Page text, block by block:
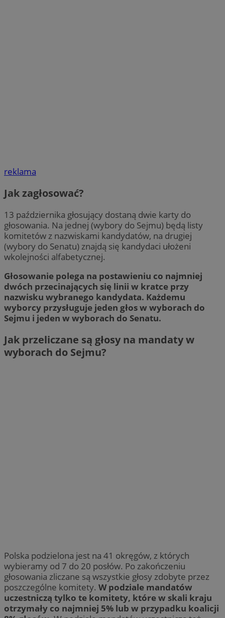
reklama
Jak zagłosować?
13 października głosujący dostaną dwie karty do
głosowania. Na jednej (wybory do Sejmu) będą listy
komitetów z nazwiskami kandydatów, na drugiej
(wybory do Senatu) znajdą się kandydaci ułożeni
wkolejności alfabetycznej.
Głosowanie polega na postawieniu co najmniej
dwóch przecinających się linii w kratce przy
nazwisku wybranego kandydata. Każdemu
wyborcy przysługuje jeden głos w wyborach do
Sejmu i jeden w wyborach do Senatu.
Jak przeliczane są głosy na mandaty w
wyborach do Sejmu?
Polska podzielona jest na 41 okręgów, z których
wybieramy od 7 do 20 posłów. Po zakończeniu
głosowania zliczane są wszystkie głosy zdobyte przez
poszczególne komitety. W podziale mandatów
uczestniczą tylko te komitety, które w skali kraju
otrzymały co najmniej 5% lub w przypadku koalicji